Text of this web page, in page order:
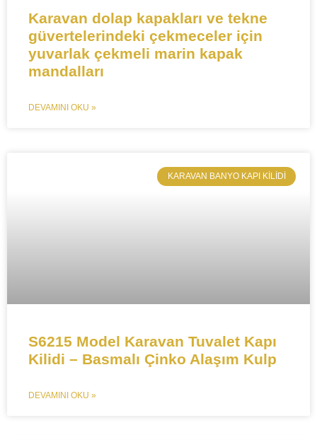
Karavan dolap kapakları ve tekne
güvertelerindeki çekmeceler için
yuvarlak çekmeli marin kapak
mandalları
DEVAMINI OKU »
KARAVAN BANYO KAPI KILIDI
S6215 Model Karavan Tuvalet Kapı
Kilidi – Basmalı Çinko Alaşım Kulp
DEVAMINI OKU »